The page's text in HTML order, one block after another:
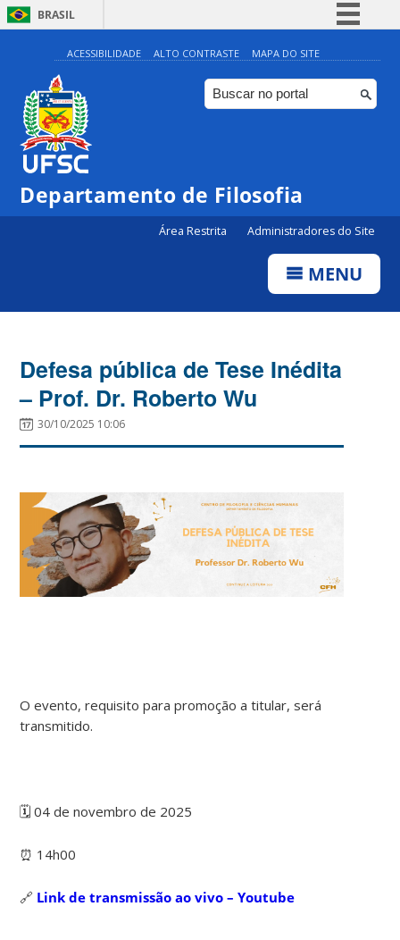
BRASIL
Simplifique!
Comunica BR
Participe
Canais
ACESSIBILIDADE ALTO CONTRASTE MAPA DO SITE
Departamento de Filosofia
Área Restrita Administradores do Site
MENU
Defesa pública de Tese Inédita
– Prof. Dr. Roberto Wu
30/10/2025 10:06
O evento, requisito para promoção a titular, será
transmitido.
🗓️ 04 de novembro de 2025
⏰ 14h00
🔗 Link de transmissão ao vivo – Youtube